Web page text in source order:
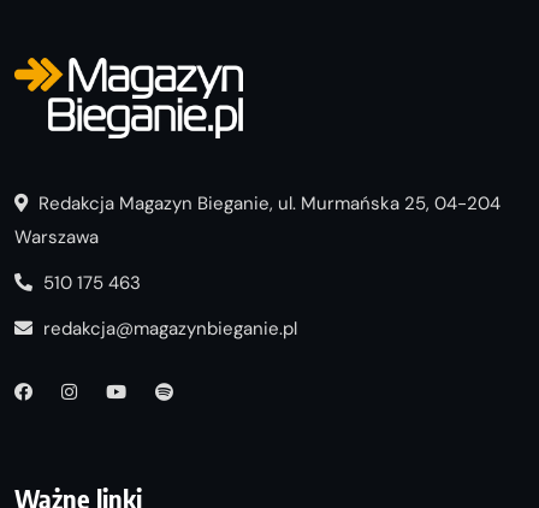
Redakcja Magazyn Bieganie, ul. Murmańska 25, 04-204
Warszawa
510 175 463
redakcja@magazynbieganie.pl
Ważne linki